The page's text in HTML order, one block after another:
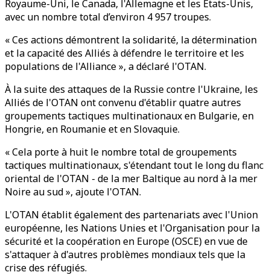
Royaume-Uni, le Canada, l'Allemagne et les États-Unis,
avec un nombre total d’environ 4 957 troupes.
« Ces actions démontrent la solidarité, la détermination
et la capacité des Alliés à défendre le territoire et les
populations de l'Alliance », a déclaré l'OTAN.
À la suite des attaques de la Russie contre l'Ukraine, les
Alliés de l'OTAN ont convenu d'établir quatre autres
groupements tactiques multinationaux en Bulgarie, en
Hongrie, en Roumanie et en Slovaquie.
« Cela porte à huit le nombre total de groupements
tactiques multinationaux, s'étendant tout le long du flanc
oriental de l'OTAN - de la mer Baltique au nord à la mer
Noire au sud », ajoute l'OTAN.
L'OTAN établit également des partenariats avec l'Union
européenne, les Nations Unies et l'Organisation pour la
sécurité et la coopération en Europe (OSCE) en vue de
s'attaquer à d'autres problèmes mondiaux tels que la
crise des réfugiés.